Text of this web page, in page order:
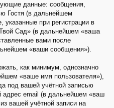
данные: сообщения,
Гостя (в дальнейшем
при регистрации в
Сад» (в дальнейшем «ваша
вами после
«ваши сообщения»).
как минимум, однозначно
«ваше имя пользователя»),
под вашей учётной записью
адрес email (в дальнейшем «ваш
вашей учётной записи на